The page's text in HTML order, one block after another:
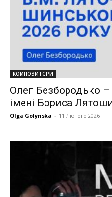
КОМПОЗИТОРИ
Олег Безбородько –
імені Бориса
Olga Golynska - 11 Лютого 2026